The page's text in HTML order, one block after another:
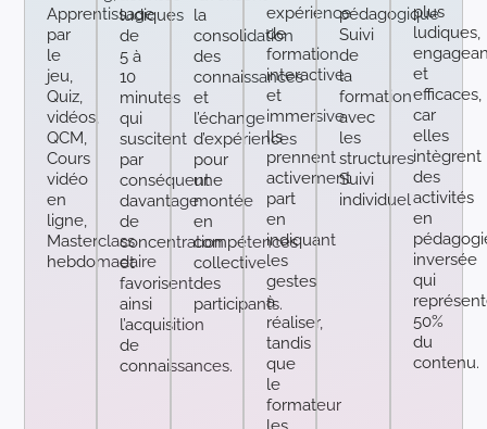
Apprentissage
par
le
jeu,
Quiz,
vidéos,
QCM,
Cours
vidéo
en
ligne,
Masterclass
hebdomadaire
ludiques
de
5 à
10
minutes
qui
suscitent
par
conséquent
davantage
de
concentration
et
favorisent
ainsi
l’acquisition
de
connaissances.
la
consolidation
des
connaissances
et
l’échange
d’expériences
pour
une
montée
en
compétences
collective
des
participants.
expérience
de
formation
interactive
et
immersive.
Ils
prennent
activement
part
en
indiquant
les
gestes
à
réaliser,
tandis
que
le
formateur
pédagogique
Suivi
de
la
formation
avec
les
structures
Suivi
individuel
plus
ludiques,
et
efficaces,
car
elles
intègrent
des
activités
en
inversée
qui
50%
du
contenu.